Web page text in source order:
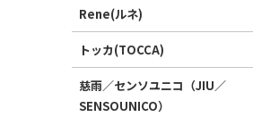
Rene(ルネ)
トッカ(TOCCA)
慈雨／センソユニコ（JIU／
SENSOUNICO）